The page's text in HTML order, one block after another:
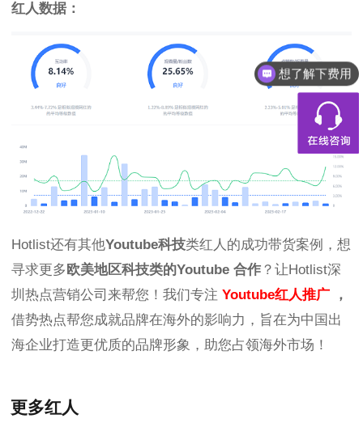
红人数据：
Hotlist还有其他Youtube科技类红人的成功带货案例，想
寻求更多 欧美地区科技类的Youtube 合作 ？让Hotlist深
圳热点营销公司来帮您！我们专注 Youtube红人推广
，
借势热点帮您成就品牌在海外的影响力，旨在为中国出
海企业打造更优质的品牌形象，助您占领海外市场！
更多红人
想了解下费用